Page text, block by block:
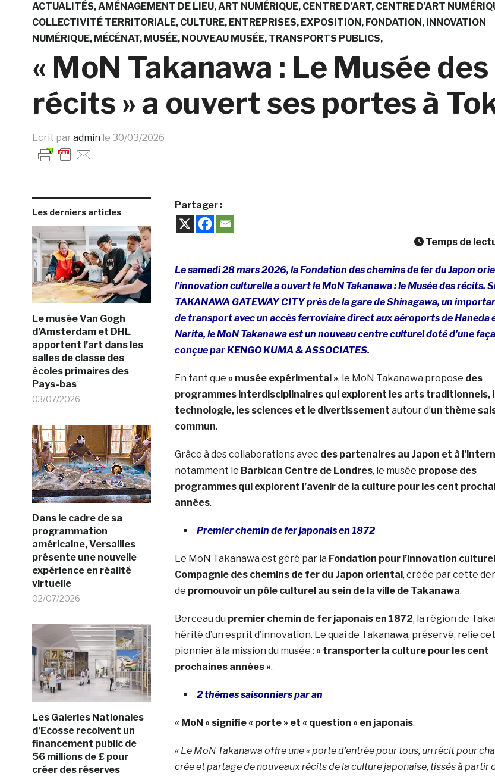
ACTUALITÉS AMÉNAGEMENT DE LIEU ART NUMÉRIQUE CENTRE D'ART CENTRE D'ART
COLLECTIVITÉ TERRITORIALE CULTURE ENTREPRISES EXPOSITION FONDATION INNOVATION
NUMÉRIQUE MÉCÉNAT MUSÉE NOUVEAU MUSÉE TRANSPORTS PUBLICS
« MoN Takanawa : Le Musée des
récits » a ouvert ses portes à
Ecrit par admin le 30/03/2026
Les derniers articles
Le musée Van Gogh
d’Amsterdam et DHL
apportent l’art dans les
salles de classe des
écoles primaires des
Pays-bas
03/07/2026
Dans le cadre de sa
programmation
américaine, Versailles
présente une nouvelle
expérience en réalité
virtuelle
02/07/2026
Les Galeries Nationales
d’Ecosse recoivent un
financement public de
56 millions de £ pour
créer des réserves
Partager :
Temps de
Le samedi 28 mars 2026, la Fondation des chemins de fer du Japon
l’innovation culturelle a ouvert le MoN Takanawa : le Musée des récits.
TAKANAWA GATEWAY CITY près de la gare de Shinagawa, un
de transport avec un accès ferroviaire direct aux aéroports de Haneda
Narita, le MoN Takanawa est un nouveau centre culturel doté d’une
conçue par KENGO KUMA & ASSOCIATES.
En tant que « musée expérimental », le MoN Takanawa propose des
programmes interdisciplinaires qui explorent les arts traditionnels,
technologie, les sciences et le divertissement autour d’un thème
commun.
Grâce à des collaborations avec des partenaires au Japon et à
notamment le Barbican Centre de Londres, le musée propose des
programmes qui explorent l’avenir de la culture pour les cent
années.
Premier chemin de fer japonais en 1872
Le MoN Takanawa est géré par la Fondation pour l’innovation
Compagnie des chemins de fer du Japon oriental, créée par cette
de promouvoir un pôle culturel au sein de la ville de Takanawa.
Berceau du premier chemin de fer japonais en 1872, la région de
hérité d’un esprit d’innovation. Le quai de Takanawa, préservé, relie
pionnier à la mission du musée : « transporter la culture pour les cent
prochaines années ».
2 thèmes saisonniers par an
« MoN » signifie « porte » et « question » en japonais.
« Le MoN Takanawa offre une « porte d’entrée pour tous, un récit pour
crée et partage de nouveaux récits de la culture japonaise, tissés à partir